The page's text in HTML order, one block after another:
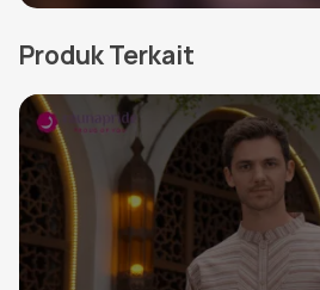
Produk Terkait